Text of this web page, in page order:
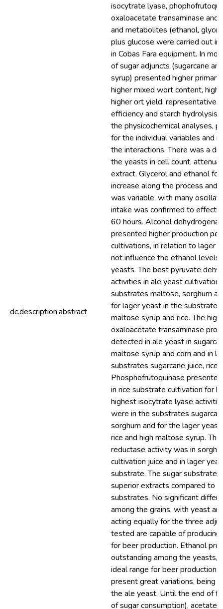
dc.description.abstract
isocytrate lyase,
oxaloacetate transaminase and
and metabolites (ethanol,
plus glucose were carried out
in Cobas Fara equipment. In
of sugar adjuncts (sugarcane
syrup) presented higher
higher mixed wort content,
higher ort yield, representative
efficiency and starch hydrolysis
the physicochemical analyses,
for the individual variables and
the interactions. There was a
the yeasts in cell count,
extract. Glycerol and ethanol
increase along the process and
was variable, with many
intake was confirmed to
60 hours. Alcohol
presented higher production
cultivations, in relation to lager
not influence the ethanol
yeasts. The best pyruvate
activities in ale yeast cultivation
substrates maltose, sorghum
for lager yeast in the substrates
maltose syrup and rice. The
oxaloacetate transaminase
detected in ale yeast in
maltose syrup and corn and in
substrates sugarcane juice, rice,
Phosphofrutoquinase
in rice substrate cultivation for
highest isocytrate lyase
were in the substrates
sorghum and for the lager
rice and high maltose syrup.
reductase activity was in
cultivation juice and in lager
substrate. The sugar
superior extracts compared to
substrates. No significant
among the grains, with yeast
acting equally for the three
tested are capable of
for beer production. Ethanol
outstanding among the yeasts,
ideal range for beer production.
present great variations, being
the ale yeast. Until the end of
of sugar consumption), acetate